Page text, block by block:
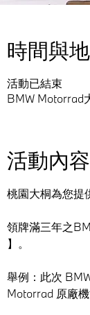
時間與
活動已結束
BMW Motorrad
活動內容
桃園大桐為您提
領牌滿三年之
】。
舉例：此次
Motorrad 原廠機